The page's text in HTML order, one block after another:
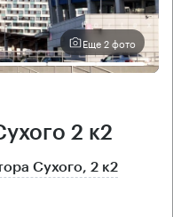
Еще 2 фото
2 к2
Сухого, 2 к2